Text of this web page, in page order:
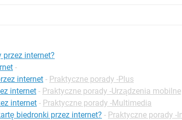
internet?
-
internet - Praktyczne porady -Plus
internet - Praktyczne porady -Urządzenia mobilne
internet - Praktyczne porady -Multimedia
biedronki przez internet? - Praktyczne porady -